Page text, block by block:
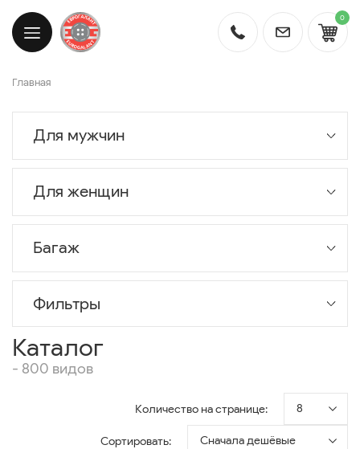
0
Главная
Для мужчин
Для женщин
Багаж
Фильтры
Каталог
- 800 видов
Количество на странице: 8
Сортировать: Сначала дешёвые